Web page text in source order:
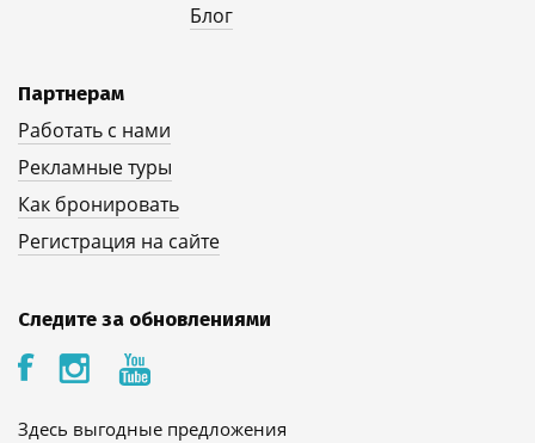
Блог
Партнерам
Работать с нами
Рекламные туры
Как бронировать
Регистрация на сайте
Следите за обновлениями
Здесь выгодные предложения